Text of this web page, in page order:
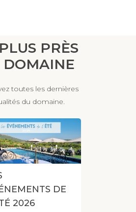
PRÈS
DOMAINE
toutes les dernières
du domaine.
DE
2026